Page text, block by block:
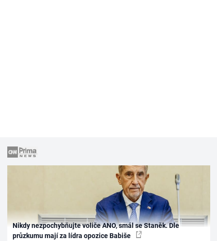
Nikdy nezpochybňujte voliče ANO, smál se Staněk. Dle
průzkumu mají za lídra opozice Babiše